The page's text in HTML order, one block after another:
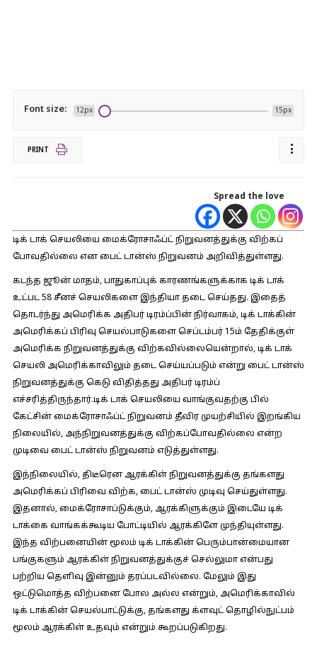
Font size: 12px 15px
PRINT
Spread the love
டிக் டாக் செயலியை மைக்ரோசாஃப்ட் நிறுவனத்துக்கு விற்கப்
போவதில்லை என பைட் டான்ஸ் நிறுவனம் அறிவித்துள்ளது.
கடந்த ஜூன் மாதம், பாதுகாப்புக் காரணங்களுக்காக டிக் டாக்
உட்பட 58 சீனச் செயலிகளை இந்தியா தடை செய்தது. இதைத்
தொடர்ந்து அமெரிக்க அதிபர் டிரம்ப்பின் நிர்வாகம், டிக் டாக்கின்
அமெரிக்கப் பிரிவு செயல்பாடுகளை செப்டம்பர் 15ம் தேதிக்குள்
அமெரிக்க நிறுவனத்துக்கு விற்கவில்லையென்றால், டிக் டாக்
செயலி அமெரிக்காவிலும் தடை செய்யப்படும் என்று பைட் டான்ஸ்
நிறுவனத்துக்கு கெடு விதித்தது அதிபர் டிரம்ப்
எச்சரித்திருந்தார்.டிக் டாக் செயலியை வாங்குவதற்கு பில்
கேட்சின் மைக்ரோசாஃப்ட் நிறுவனம் தீவிர முயற்சியில் இறங்கிய
நிலையில், அந்நிறுவனத்துக்கு விற்கப்போவதில்லை என்ற
முடிவை பைட் டான்ஸ் நிறுவனம் எடுத்துள்ளது.
இந்நிலையில், திடீரென ஆரக்கிள் நிறுவனத்துக்கு தங்களது
அமெரிக்கப் பிரிவை விற்க, பைட் டான்ஸ் முடிவு செய்துள்ளது.
இதனால், மைக்ரோசாப்டுக்கும், ஆரக்கிளுக்கும் இடையே டிக்
டாக்கை வாங்கக்கூடிய போட்டியில் ஆரக்கிளே முந்தியுள்ளது.
இந்த விற்பனையின் மூலம் டிக் டாக்கின் பெரும்பான்மையான
பங்குகளும் ஆரக்கிள் நிறுவனத்துக்குச் செல்லுமா என்பது
பற்றிய தெளிவு இன்னும் தரப்படவில்லை. மேலும் இது
ஒட்டுமொத்த விற்பனை போல அல்ல என்றும், அமெரிக்காவில்
டிக் டாக்கின் செயல்பாட்டுக்கு, தங்களது க்ளவுட் தொழில்நுட்பம்
மூலம் ஆரக்கிள் உதவும் என்றும் கூறப்படுகிறது.